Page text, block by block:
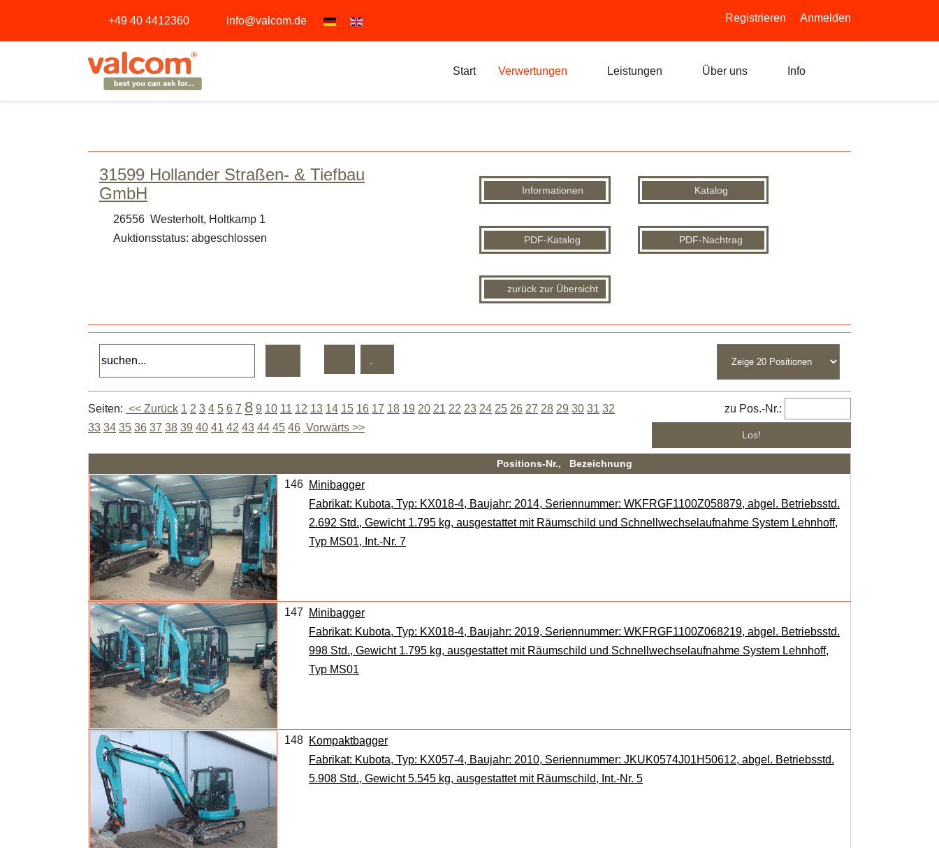
+49 40 4412360 info@valcom.de Sprache auswählen Registrieren Anmelden
Start Verwertungen Leistungen Über uns Info
31599 Hollander Straßen- & Tiefbau
GmbH
26556 Westerholt, Holtkamp 1
Auktionsstatus: abgeschlossen
Informationen Katalog
PDF-Katalog PDF-Nachtrag
zurück zur Übersicht
Seiten: << Zurück 1 2 3 4 5 6 7 8 9 10 11 12 13 14 15 16 17 18 19 20 21 22 23 24 25 26 27 28 29 30 31 32
33 34 35 36 37 38 39 40 41 42 43 44 45 46 Vorwärts >>
zu Pos.-Nr.:
Positions-Nr., Bezeichnung
146 Minibagger
Fabrikat: Kubota, Typ: KX018-4, Baujahr: 2014, Seriennummer: WKFRGF1100Z058879, abgel. Betriebsstd.
2.692 Std., Gewicht 1.795 kg, ausgestattet mit Räumschild und Schnellwechselaufnahme System Lehnhoff,
Typ MS01, Int.-Nr. 7
147
Minibagger
Fabrikat: Kubota, Typ: KX018-4, Baujahr: 2019, Seriennummer: WKFRGF1100Z068219, abgel. Betriebsstd.
998 Std., Gewicht 1.795 kg, ausgestattet mit Räumschild und Schnellwechselaufnahme System Lehnhoff,
Typ MS01
148 Kompaktbagger
Fabrikat: Kubota, Typ: KX057-4, Baujahr: 2010, Seriennummer: JKUK0574J01H50612, abgel. Betriebsstd.
5.908 Std., Gewicht 5.545 kg, ausgestattet mit Räumschild, Int.-Nr. 5